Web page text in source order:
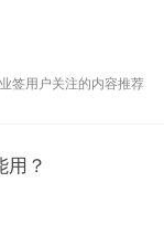
签用户关注的内容推荐
用？